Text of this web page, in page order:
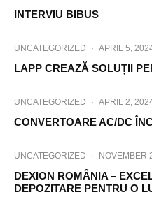
INTERVIU BIBUS
UNCATEGORIZED · APRIL 5,
LAPP CREAZĂ SOLUȚII
UNCATEGORIZED · APRIL 2,
CONVERTOARE AC/DC
UNCATEGORIZED · NOVEMBER
DEXION ROMÂNIA –
DEPOZITARE PENTRU O